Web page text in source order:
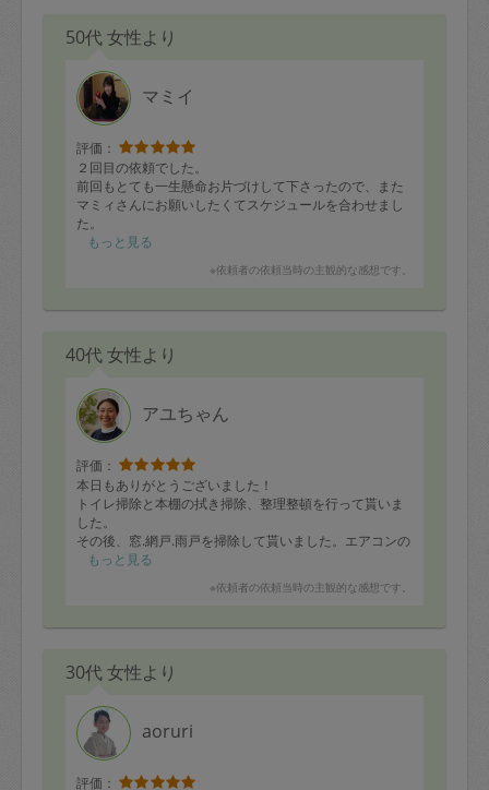
50代 女性より
マミイ
評価：
２回目の依頼でした。
前回もとても一生懸命お片づけして下さったので、また
マミィさんにお願いしたくてスケジュールを合わせまし
た。
今回は2日間、午前と午後の依頼
マイナスな事を言わず、ポジティブに引っ張ってくれて2
使う頻度や誰が使っているかなどもしっかりヒアリング
りました。ありがとうございました！
もっと見る
※依頼者の依頼当時の主観的な感想です。
40代 女性より
アユちゃん
評価：
本日もありがとうございました！
トイレ掃除と本棚の拭き掃除、整理整頓を行って貰いま
した。
その後、窓.網戸.雨戸を掃除して貰いました。エアコンの
フィルター等、気づかない部分まで時間いっぱい掃除の
次回も宜しくお願い致します。
もっと見る
※依頼者の依頼当時の主観的な感想です。
30代 女性より
aoruri
評価：